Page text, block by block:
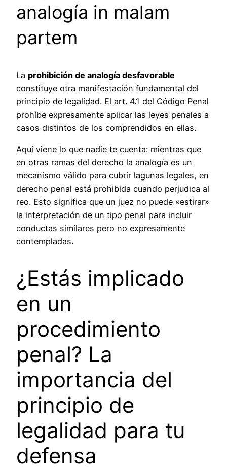
analogía in malam
partem
La prohibición de analogía desfavorable
constituye otra manifestación fundamental del
principio de legalidad. El art. 4.1 del Código Penal
prohíbe expresamente aplicar las leyes penales a
casos distintos de los comprendidos en ellas.
Aquí viene lo que nadie te cuenta: mientras que
en otras ramas del derecho la analogía es un
mecanismo válido para cubrir lagunas legales, en
derecho penal está prohibida cuando perjudica al
reo. Esto significa que un juez no puede «estirar»
la interpretación de un tipo penal para incluir
conductas similares pero no expresamente
contempladas.
¿Estás implicado
en un
procedimiento
penal? La
importancia del
principio de
legalidad para tu
defensa